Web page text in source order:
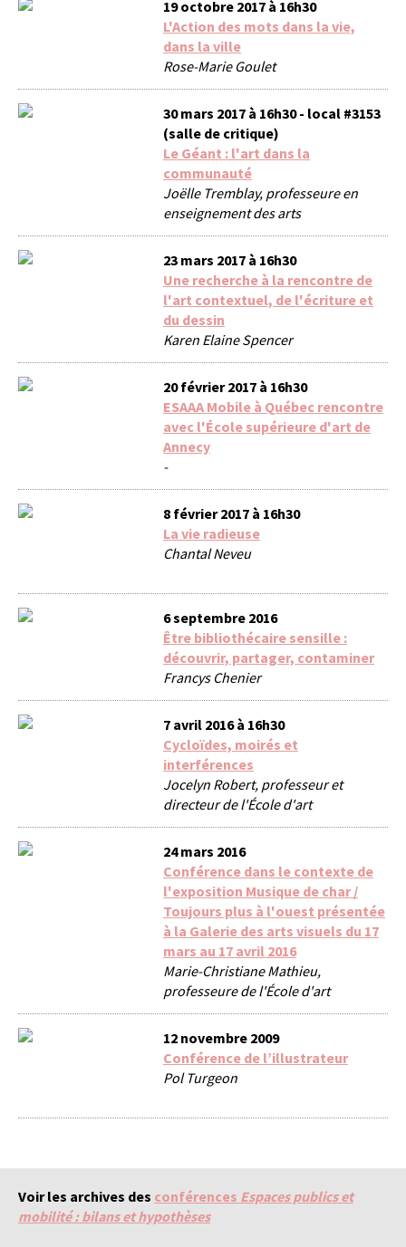
19 octobre 2017 à 16h30
L'Action des mots dans la vie,
dans la ville
Rose-Marie Goulet
30 mars 2017 à 16h30 - local #3153
(salle de critique)
Le Géant : l'art dans la
communauté
Joëlle Tremblay, professeure en
enseignement des arts
23 mars 2017 à 16h30
Une recherche à la rencontre de
l'art contextuel, de l'écriture et
du dessin
Karen Elaine Spencer
20 février 2017 à 16h30
ESAAA Mobile à Québec rencontre
avec l'École supérieure d'art de
Annecy
-
8 février 2017 à 16h30
La vie radieuse
Chantal Neveu
6 septembre 2016
Être bibliothécaire sensille :
découvrir, partager, contaminer
Francys Chenier
7 avril 2016 à 16h30
Cycloïdes, moirés et
interférences
Jocelyn Robert, professeur et
directeur de l'École d'art
24 mars 2016
Conférence dans le contexte de
l'exposition Musique de char /
Toujours plus à l'ouest présentée
à la Galerie des arts visuels du 17
mars au 17 avril 2016
Marie-Christiane Mathieu,
professeure de l'École d'art
12 novembre 2009
Conférence de l’illustrateur
Pol Turgeon
Voir les archives des conférences Espaces publics et
mobilité : bilans et hypothèses